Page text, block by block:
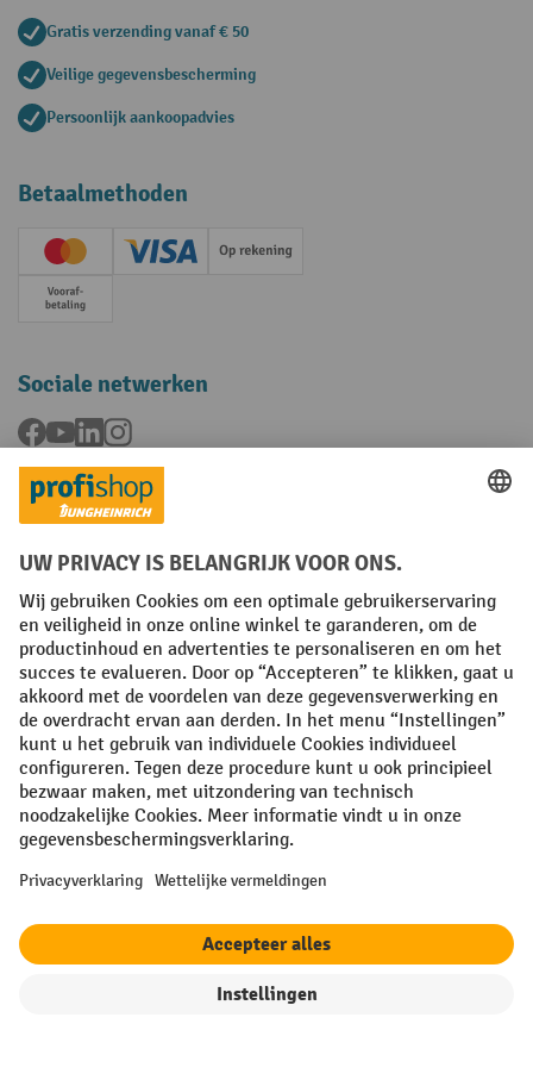
Gratis verzending vanaf € 50
Veilige gegevensbescherming
Persoonlijk aankoopadvies
Betaalmethoden
Creditcard (Master)Creditcard (Visa)Op rekening
Vooruitbetaling
Sociale netwerken
Facebook
YouTubeLinkedInInstagram
Talen
FR NL
Algemene verkoopvoorwaarden Copyright
Privacyverklaring Privacy-instellingen
All prices excl. VAT plusshipping costsand possible delivery charges,
if not stated otherwise.
¹ De korting is geldig tot en met de vermelde datum. Combinatie met
wordt éénmalig toegekend bij de eerste inschrijving voor de
worden bij een online aankoop met een minimum netto bestelwaarde
van 250,00 €. De korting varieert per productcategorie en bedraagt
maximaal 10 %. Elektrische transpalletten, elektrische stapelaars,